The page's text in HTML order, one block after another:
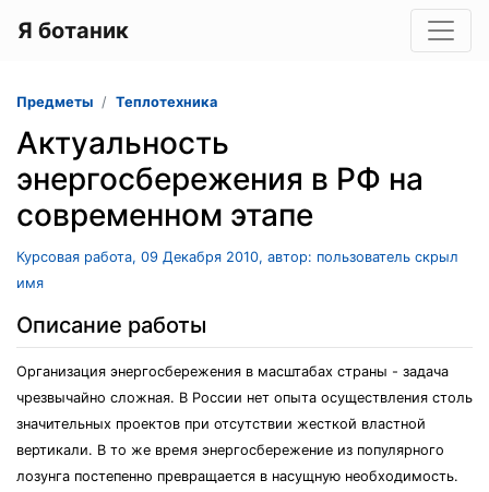
Я ботаник
Предметы Теплотехника
Актуальность
энергосбережения в РФ на
современном этапе
Курсовая работа, 09 Декабря 2010, автор: пользователь скрыл
имя
Описание работы
Организация энергосбережения в масштабах страны - задача
чрезвычайно сложная. В России нет опыта осуществления столь
значительных проектов при отсутствии жесткой властной
вертикали. В то же время энергосбережение из популярного
лозунга постепенно превращается в насущную необходимость.